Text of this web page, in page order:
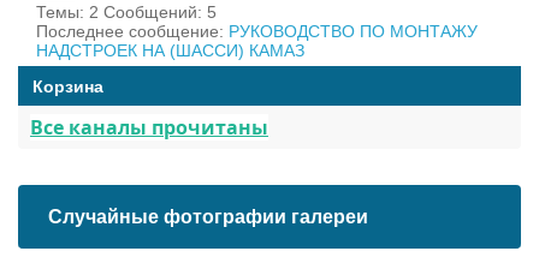
Темы: 2 Сообщений: 5
Последнее сообщение: РУКОВОДСТВО ПО МОНТАЖУ
НАДСТРОЕК НА (ШАССИ) КАМАЗ
Корзина
Все каналы прочитаны
Случайные фотографии галереи